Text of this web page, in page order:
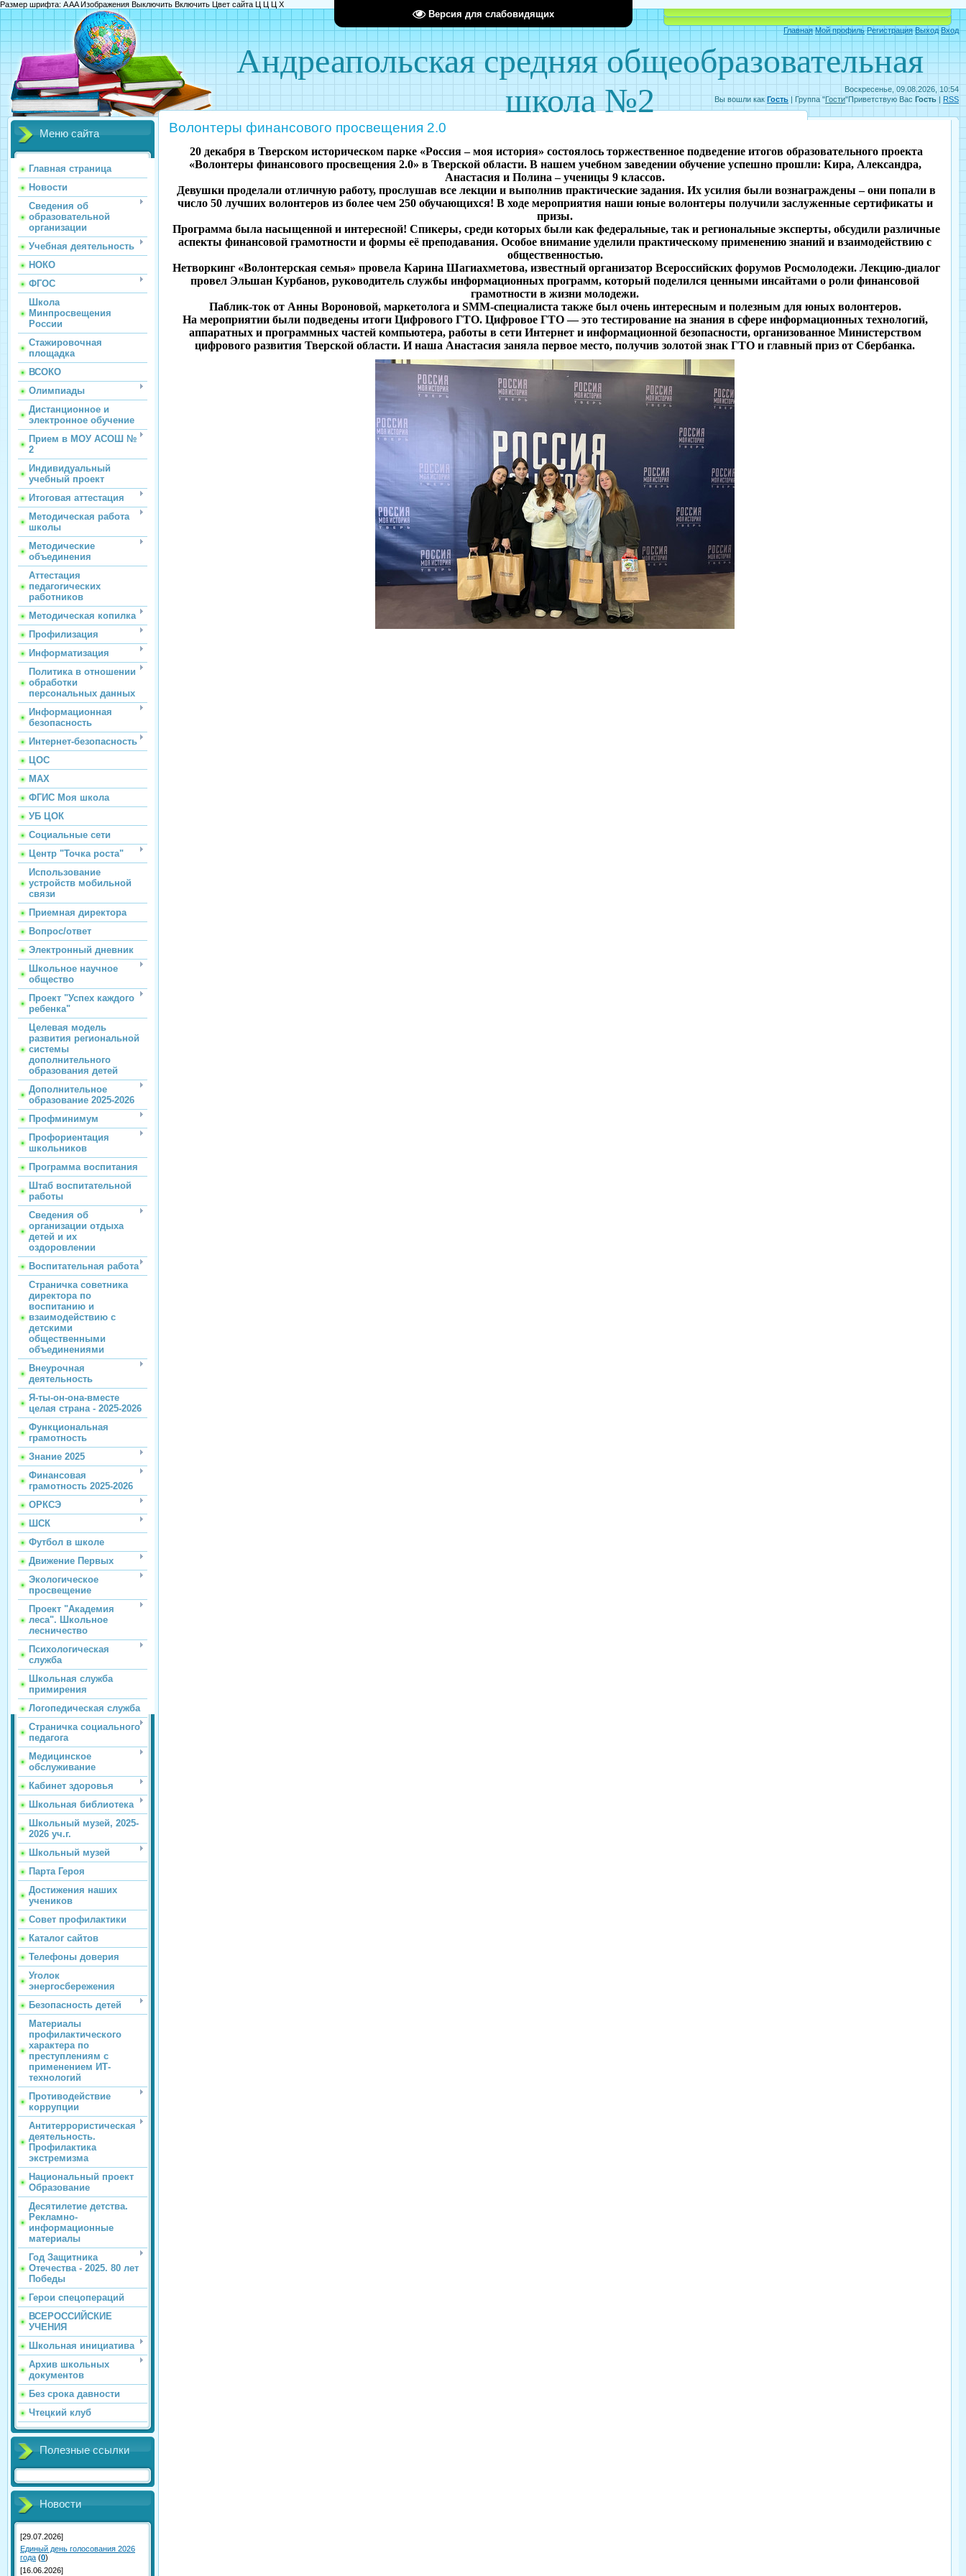
Версия для слабовидящих
Размер шрифта: AAAИзображения Выключить Включить Цвет сайта Ц Ц Ц Х
Воскресенье, 09.08.2026, 10:54
Вы вошли как Гость | Группа "Гости"Приветствую Вас Гость | RSS
Андреапольская средняя общеобразовательная
школа №2
Главная Мой профиль Регистрация Выход Вход
Объявления Электронный дневник
Меню сайта
Главная страница
Новости
Сведения об
образовательной
организации
Учебная деятельность
НОКО
ФГОС
Школа
Минпросвещения
России
Стажировочная
площадка
ВСОКО
Олимпиады
Дистанционное и
электронное обучение
Прием в МОУ АСОШ №
2
Индивидуальный
учебный проект
Итоговая аттестация
Методическая работа
школы
Методические
объединения
Аттестация
педагогических
работников
Методическая копилка
Профилизация
Информатизация
Политика в отношении
обработки
персональных данных
Информационная
безопасность
Интернет-безопасность
ЦОС
МАХ
ФГИС Моя школа
УБ ЦОК
Социальные сети
Центр "Точка роста"
Использование
устройств мобильной
связи
Приемная директора
Вопрос/ответ
Электронный дневник
Школьное научное
общество
Проект "Успех каждого
ребенка"
Целевая модель
развития региональной
системы
дополнительного
образования детей
Дополнительное
образование 2025-2026
Профминимум
Профориентация
школьников
Программа воспитания
Штаб воспитательной
работы
Сведения об
организации отдыха
детей и их
оздоровлении
Воспитательная работа
Страничка советника
директора по
воспитанию и
взаимодействию с
детскими
общественными
объединениями
Внеурочная
деятельность
Я-ты-он-она-вместе
целая страна - 2025-2026
Функциональная
грамотность
Знание 2025
Финансовая
грамотность 2025-2026
ОРКСЭ
ШСК
Футбол в школе
Движение Первых
Экологическое
просвещение
Проект "Академия
леса". Школьное
лесничество
Психологическая
служба
Школьная служба
примирения
Логопедическая служба
Страничка социального
педагога
Медицинское
обслуживание
Кабинет здоровья
Школьная библиотека
Школьный музей, 2025-
2026 уч.г.
Школьный музей
Парта Героя
Достижения наших
учеников
Совет профилактики
Каталог сайтов
Телефоны доверия
Уголок
энергосбережения
Безопасность детей
Материалы
профилактического
характера по
преступлениям с
применением ИТ-
технологий
Противодействие
коррупции
Антитеррористическая
деятельность.
Профилактика
экстремизма
Национальный проект
Образование
Десятилетие детства.
Рекламно-
информационные
материалы
Год Защитника
Отечества - 2025. 80 лет
Победы
Герои спецопераций
ВСЕРОССИЙСКИЕ
УЧЕНИЯ
Школьная инициатива
Архив школьных
документов
Без срока давности
Чтецкий клуб
Полезные ссылки
Новости
[29.07.2026]
Единый день голосования 2026
года (0)
[16.06.2026]
Волонтеры финансового просвещения 2.0
20 декабря в Тверском историческом парке «Россия – моя история» состоялось торжественное подведение итогов образовательного проекта
«Волонтеры финансового просвещения 2.0» в Тверской области. В нашем учебном заведении обучение успешно прошли: Кира, Александра,
Анастасия и Полина – ученицы 9 классов.
Девушки проделали отличную работу, прослушав все лекции и выполнив практические задания. Их усилия были вознаграждены – они попали в
число 50 лучших волонтеров из более чем 250 обучающихся! В ходе мероприятия наши юные волонтеры получили заслуженные сертификаты и
призы.
Программа была насыщенной и интересной! Спикеры, среди которых были как федеральные, так и региональные эксперты, обсудили различные
аспекты финансовой грамотности и формы её преподавания. Особое внимание уделили практическому применению знаний и взаимодействию с
общественностью.
Нетворкинг «Волонтерская семья» провела Карина Шагиахметова, известный организатор Всероссийских форумов Росмолодежи. Лекцию-диалог
провел Эльшан Курбанов, руководитель службы информационных программ, который поделился ценными инсайтами о роли финансовой
грамотности в жизни молодежи.
Паблик-ток от Анны Вороновой, маркетолога и SMM-специалиста также был очень интересным и полезным для юных волонтеров.
На мероприятии были подведены итоги Цифрового ГТО. Цифровое ГТО — это тестирование на знания в сфере информационных технологий,
аппаратных и программных частей компьютера, работы в сети Интернет и информационной безопасности, организованное Министерством
цифрового развития Тверской области. И наша Анастасия заняла первое место, получив золотой знак ГТО и главный приз от Сбербанка.